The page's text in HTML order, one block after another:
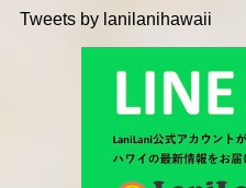
Tweets by lanilanihawaii